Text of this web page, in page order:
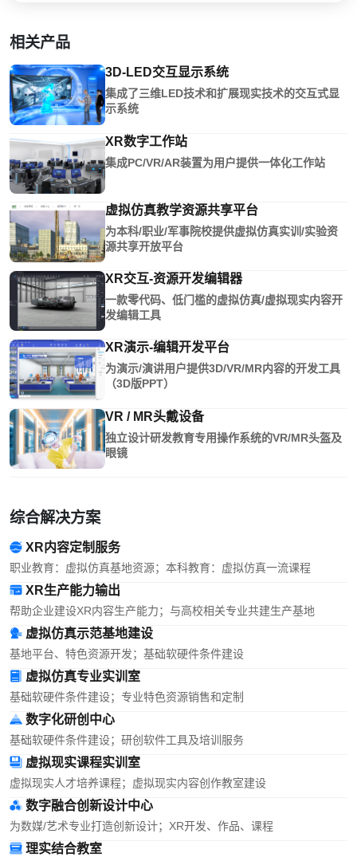
相关产品
3D-LED交互显示系统
集成了三维LED技术和扩展现实技术的交互式显
示系统
XR数字工作站
集成PC/VR/AR装置为用户提供一体化工作站
虚拟仿真教学资源共享平台
为本科/职业/军事院校提供虚拟仿真实训/实验资
源共享开放平台
XR交互-资源开发编辑器
一款零代码、低门槛的虚拟仿真/虚拟现实内容开
发编辑工具
XR演示-编辑开发平台
为演示/演讲用户提供3D/VR/MR内容的开发工具
（3D版PPT）
VR / MR头戴设备
独立设计研发教育专用操作系统的VR/MR头盔及
眼镜
综合解决方案
XR内容定制服务
职业教育：虚拟仿真基地资源；本科教育：虚拟仿真一流课程
XR生产能力输出
帮助企业建设XR内容生产能力；与高校相关专业共建生产基地
虚拟仿真示范基地建设
基地平台、特色资源开发；基础软硬件条件建设
虚拟仿真专业实训室
基础软硬件条件建设；专业特色资源销售和定制
数字化研创中心
基础软硬件条件建设；研创软件工具及培训服务
虚拟现实课程实训室
虚拟现实人才培养课程；虚拟现实内容创作教室建设
数字融合创新设计中心
为数媒/艺术专业打造创新设计；XR开发、作品、课程
理实结合教室